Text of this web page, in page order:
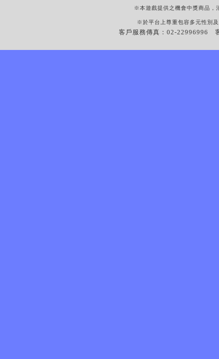
※本遊戲提供之機會中獎商品，
※於平台上尊重包容多元性別
客戶服務傳真：02-22996996